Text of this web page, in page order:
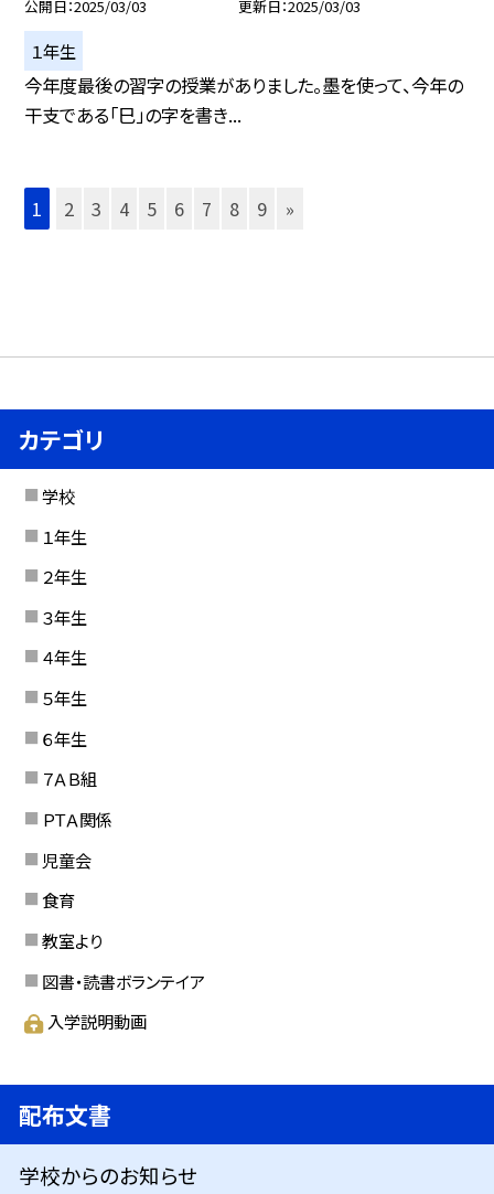
公開日 2025/03/03 更新日 2025/03/03
１年生
今年度最後の習字の授業がありました。墨を使って、今年の
干支である「巳」の字を書き...
1 2 3 4 5 6 7 8 9 »
カテゴリ
学校
１年生
２年生
３年生
４年生
５年生
６年生
７ＡＢ組
ＰＴＡ関係
児童会
食育
教室より
図書・読書ボランテイア
入学説明動画
配布文書
学校からのお知らせ